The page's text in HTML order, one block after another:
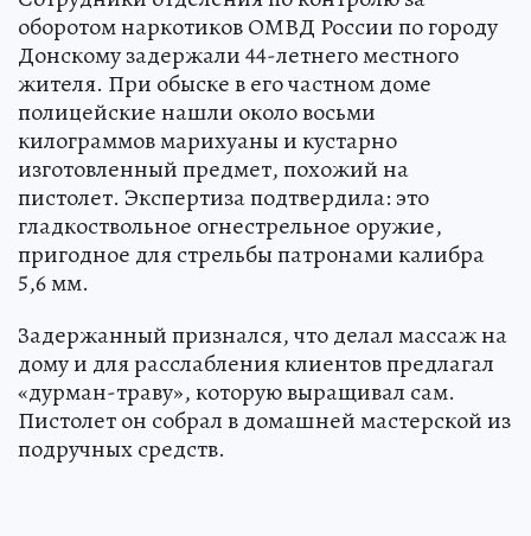
оборотом наркотиков ОМВД России по городу
Донскому задержали 44-летнего местного
жителя. При обыске в его частном доме
полицейские нашли около восьми
килограммов марихуаны и кустарно
изготовленный предмет, похожий на
пистолет. Экспертиза подтвердила: это
гладкоствольное огнестрельное оружие,
пригодное для стрельбы патронами калибра
5,6 мм.
Задержанный признался, что делал массаж на
дому и для расслабления клиентов предлагал
«дурман-траву», которую выращивал сам.
Пистолет он собрал в домашней мастерской из
подручных средств.